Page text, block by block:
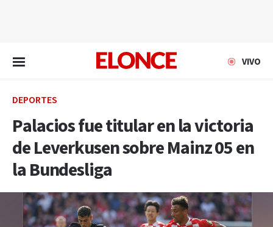
VIVO
DEPORTES
Palacios fue titular en la victoria
de Leverkusen sobre Mainz 05 en
la Bundesliga